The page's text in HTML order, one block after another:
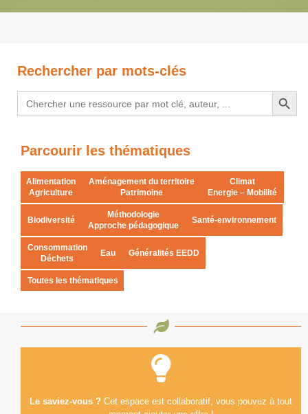
Rechercher par mots-clés
Search
for:
Search Button
Parcourir les thématiques
Alimentation
Agriculture
Aménagement du territoire
Patrimoine
Climat
Energie – Mobilité
Biodiversité
Méthodologie
Approche pédagogique
Santé-environnement
Consommation
Déchets
Eau Généralités EEDD
Toutes les thématiques
Le saviez-vous ? Cet espace est collaboratif, vous pouvez à tout